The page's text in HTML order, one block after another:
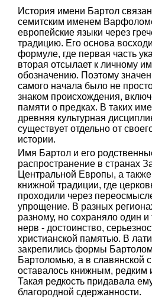
История имени Бартол
семитским именем
европейские языки через
традицию. Его основа
формуле, где первая часть
вторая отсылает к личному
обозначению. Поэтому
самого начала было не
знаком происхождения,
памяти о предках. В таких
древняя культурная
существует отдельно от
истории.
Имя Бартол и его
распространение в странах
Центральной Европы, а
книжной традиции, где
проходили через
упрощение. В разных
разному, но сохраняло один и
нерв - достоинство,
христианской памятью. В
закрепились формы
Бартоломью, а в славянской
оставалось книжным, редким
Такая редкость придавала
благородной сдержанности.